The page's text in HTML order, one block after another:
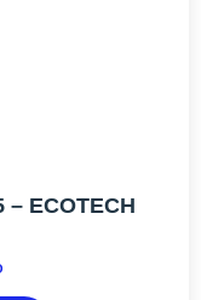
– ECOTECH